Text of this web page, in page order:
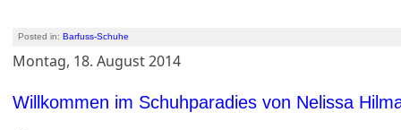
Posted in:Barfuss-Schuhe
Montag, 18. August 2014
Willkommen im Schuhparadies von Nelissa